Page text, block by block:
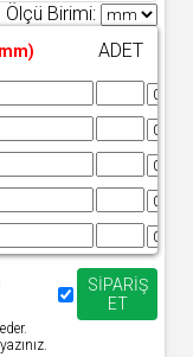
Ölçü Birimi:
ADET
SİPARİŞ
ET